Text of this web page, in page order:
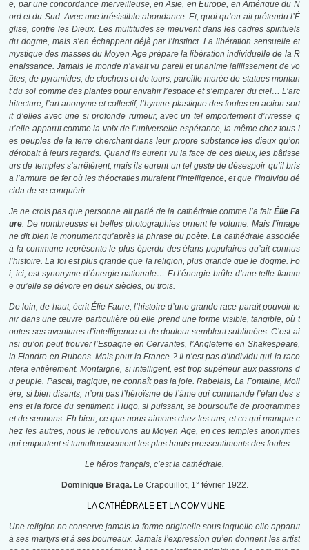
e, par une concordance merveilleuse, en Asie, en Europe, en Amérique du N
ord et du Sud. Avec une irrésistible abondance. Et, quoi qu’en ait prétendu l’É
glise, contre les Dieux. Les multitudes se meuvent dans les cadres spirituels
du dogme, mais s’en échappent déjà par l’instinct. La libération sensuelle et
mystique des masses du Moyen Age prépare la libération individuelle de la R
enaissance. Jamais le monde n’avait vu pareil et unanime jaillissement de vo
ûtes, de pyramides, de clochers et de tours, pareille marée de statues montan
t du sol comme des plantes pour envahir l’espace et s’emparer du ciel… L’arc
hitecture, l’art anonyme et collectif, l’hymne plastique des foules en action sort
it d’elles avec une si profonde rumeur, avec un tel emportement d’ivresse q
u’elle apparut comme la voix de l’universelle espérance, la même chez tous l
es peuples de la terre cherchant dans leur propre substance les dieux qu’on
dérobait à leurs regards. Quand ils eurent vu la face de ces dieux, les bâtisse
urs de temples s’arrêtèrent, mais ils eurent un tel geste de désespoir qu’il bris
a l’armure de fer où les théocraties muraient l’intelligence, et que l’individu dé
cida de se conquérir.
Je ne crois pas que personne ait parlé de la cathédrale comme l’a fait Élie Fa
ure. De nombreuses et belles photographies ornent le volume. Mais l’image
ne dit bien le monument qu’après la phrase du poète. La cathédrale associée
à la commune représente le plus éperdu des élans populaires qu’ait connus
l’histoire. La foi est plus grande que la religion, plus grande que le dogme. Fo
i, ici, est synonyme d’énergie nationale… Et l’énergie brûle d’une telle flamm
e qu’elle se dévore en deux siècles, ou trois.
De loin, de haut, écrit Élie Faure, l’histoire d’une grande race paraît pouvoir te
nir dans une œuvre particulière où elle prend une forme visible, tangible, où t
outes ses aventures d’intelligence et de douleur semblent sublimées. C’est ai
nsi qu’on peut trouver l’Espagne en Cervantes, l’Angleterre en Shakespeare,
la Flandre en Rubens. Mais pour la France ? Il n’est pas d’individu qui la raco
ntera entièrement. Montaigne, si intelligent, est trop supérieur aux passions d
u peuple. Pascal, tragique, ne connaît pas la joie. Rabelais, La Fontaine, Moli
ère, si bien disants, n’ont pas l’héroïsme de l’âme qui commande l’élan des s
ens et la force du sentiment. Hugo, si puissant, se boursoufle de programmes
et de sermons. Eh bien, ce que nous aimons chez les uns, et ce qui manque c
hez les autres, nous le retrouvons au Moyen Age, en ces temples anonymes
qui emportent si tumultueusement les plus hauts pressentiments des foules.
Le héros français, c’est la cathédrale.
Dominique Braga.Le Crapouillot, 1° février 1922.
LA CATHÉDRALE ET LA COMMUNE
Une religion ne conserve jamais la forme originelle sous laquelle elle apparut
à ses martyrs et à ses bourreaux. Jamais l’expression qu’en donnent les artist